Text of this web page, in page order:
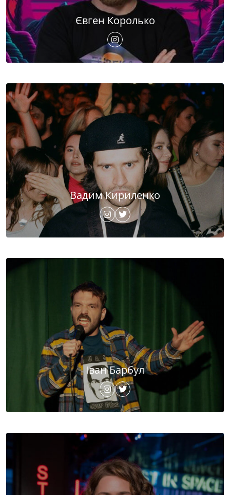
Євген Королько
Вадим Кириленко
Іван Барбул